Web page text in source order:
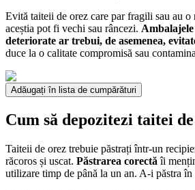
Evită taiteii de orez care par fragili sau au o
aceștia pot fi vechi sau râncezi. Ambalajele
deteriorate ar trebui, de asemenea,
duce la o calitate compromisă sau
Adăugați în lista de cumpărături
Cum să depozitezi taitei
Taiteii de orez trebuie păstrați într-un
răcoros și uscat. Păstrarea corectă îi
utilizare timp de până la un an. A-i păstra în